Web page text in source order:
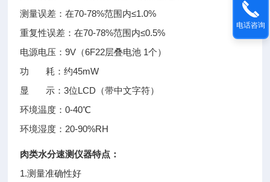
测量误差：在70-78%范围内≤1.0%
重复性误差：在70-78%范围内≤0.5%
电源电压：9V（6F22层叠电池 1个）
功 耗：约45mW
显 示：3位LCD（带中文字符）
环境温度：0-40℃
环境湿度：20-90%RH
肉类水分速测仪器特点：
1.测量准确性好
电话咨询